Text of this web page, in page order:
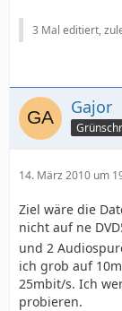
3 Mal editiert,
Gajor
14. März 2010 um
Ziel wäre die
nicht auf ne
und 2
ich grob auf
25mbit/s. Ich
probieren.